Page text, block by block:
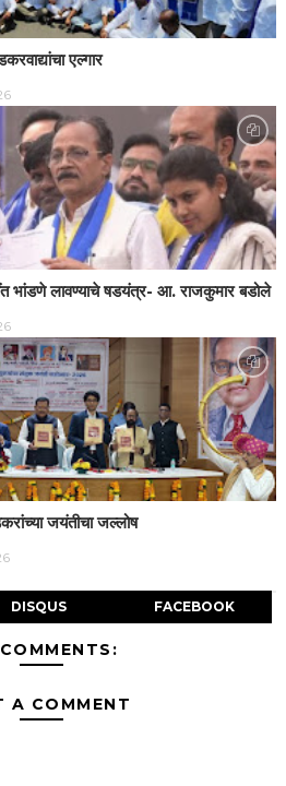
एल्गार
भांडणे लावण्याचे षडयंत्र- आ. राजकुमार बडोले
जयंतीचा जल्लोष
DISQUS FACEBOOK
A COMMENT